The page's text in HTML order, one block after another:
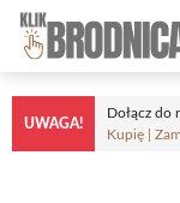
Przejdź
treści
UWAGA!
Dołącz do
Kupię |